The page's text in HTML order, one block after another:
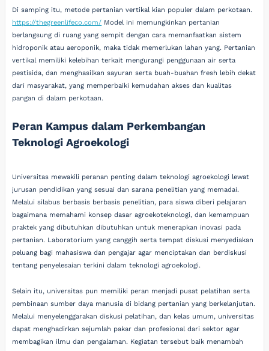
Di samping itu, metode pertanian vertikal kian populer dalam perkotaan.
https://thegreenlifeco.com/ Model ini memungkinkan pertanian
berlangsung di ruang yang sempit dengan cara memanfaatkan sistem
hidroponik atau aeroponik, maka tidak memerlukan lahan yang. Pertanian
vertikal memiliki kelebihan terkait mengurangi penggunaan air serta
pestisida, dan menghasilkan sayuran serta buah-buahan fresh lebih dekat
dari masyarakat, yang memperbaiki kemudahan akses dan kualitas
pangan di dalam perkotaan.
Peran Kampus dalam Perkembangan
Teknologi Agroekologi
Universitas mewakili peranan penting dalam teknologi agroekologi lewat
jurusan pendidikan yang sesuai dan sarana penelitian yang memadai.
Melalui silabus berbasis berbasis penelitian, para siswa diberi pelajaran
bagaimana memahami konsep dasar agroekoteknologi, dan kemampuan
praktek yang dibutuhkan dibutuhkan untuk menerapkan inovasi pada
pertanian. Laboratorium yang canggih serta tempat diskusi menyediakan
peluang bagi mahasiswa dan pengajar agar menciptakan dan berdiskusi
tentang penyelesaian terkini dalam teknologi agroekologi.
Selain itu, universitas pun memiliki peran menjadi pusat pelatihan serta
pembinaan sumber daya manusia di bidang pertanian yang berkelanjutan.
Melalui menyelenggarakan diskusi pelatihan, dan kelas umum, universitas
dapat menghadirkan sejumlah pakar dan profesional dari sektor agar
membagikan ilmu dan pengalaman. Kegiatan tersebut baik menambah